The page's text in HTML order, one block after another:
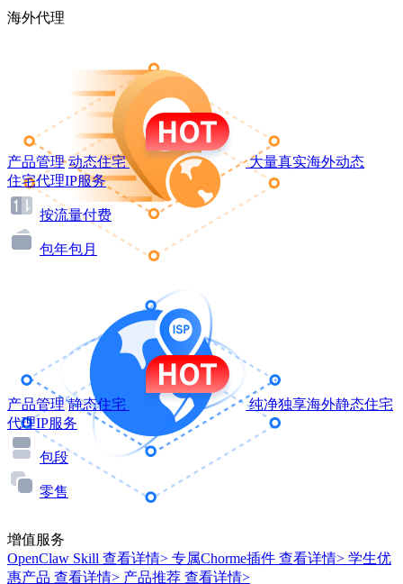
海外代理
产品管理 动态住宅
大量真实海外动态
住宅代理IP服务
按流量付费
包年包月
产品管理 静态住宅
纯净独享海外静态住宅
代理IP服务
包段
零售
增值服务
OpenClaw Skill 查看详情> 专属Chorme插件 查看详情> 学生优
惠产品 查看详情> 产品推荐 查看详情>